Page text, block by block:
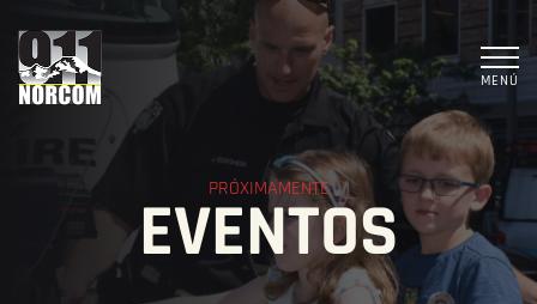
MENÚ
PRÓXIMAMENTE
EVENTOS